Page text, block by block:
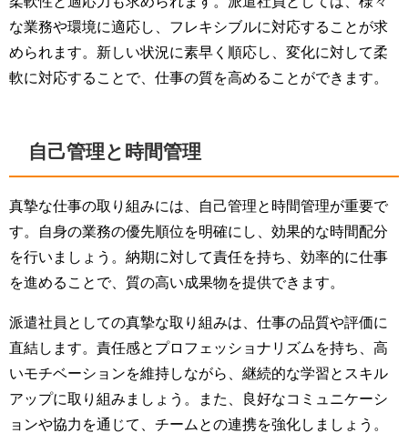
な業務や環境に適応し、フレキシブルに対応することが求
められます。新しい状況に素早く順応し、変化に対して柔
軟に対応することで、仕事の質を高めることができます。
自己管理と時間管理
真摯な仕事の取り組みには、自己管理と時間管理が重要で
す。自身の業務の優先順位を明確にし、効果的な時間配分
を行いましょう。納期に対して責任を持ち、効率的に仕事
を進めることで、質の高い成果物を提供できます。
派遣社員としての真摯な取り組みは、仕事の品質や評価に
直結します。責任感とプロフェッショナリズムを持ち、高
いモチベーションを維持しながら、継続的な学習とスキル
アップに取り組みましょう。また、良好なコミュニケーシ
ョンや協力を通じて、チームとの連携を強化しましょう。